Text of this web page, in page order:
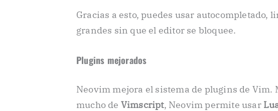
Gracias a esto, puedes usar autocompletado,
grandes sin que el editor se bloquee.
Plugins mejorados
Neovim mejora el sistema de plugins de Vim.
mucho de Vimscript, Neovim permite usar